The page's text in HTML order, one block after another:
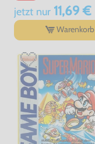
jetzt nur11,69 €
Warenkorb